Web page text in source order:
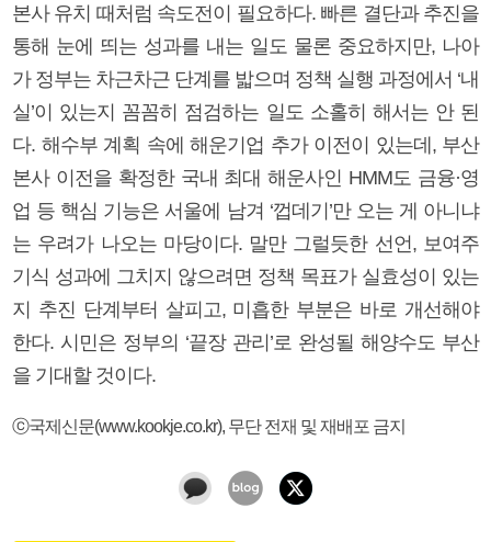
본사 유치 때처럼 속도전이 필요하다. 빠른 결단과 추진을
통해 눈에 띄는 성과를 내는 일도 물론 중요하지만, 나아
가 정부는 차근차근 단계를 밟으며 정책 실행 과정에서 ‘내
실’이 있는지 꼼꼼히 점검하는 일도 소홀히 해서는 안 된
다. 해수부 계획 속에 해운기업 추가 이전이 있는데, 부산
본사 이전을 확정한 국내 최대 해운사인 HMM도 금융·영
업 등 핵심 기능은 서울에 남겨 ‘껍데기’만 오는 게 아니냐
는 우려가 나오는 마당이다. 말만 그럴듯한 선언, 보여주
기식 성과에 그치지 않으려면 정책 목표가 실효성이 있는
지 추진 단계부터 살피고, 미흡한 부분은 바로 개선해야
한다. 시민은 정부의 ‘끝장 관리’로 완성될 해양수도 부산
을 기대할 것이다.
ⓒ국제신문(www.kookje.co.kr), 무단 전재 및 재배포 금지